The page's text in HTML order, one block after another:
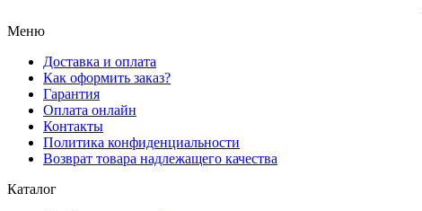
Меню
Доставка и оплата
Как оформить заказ?
Гарантия
Оплата онлайн
Контакты
Политика конфиденциальности
Возврат товара надлежащего качества
Каталог